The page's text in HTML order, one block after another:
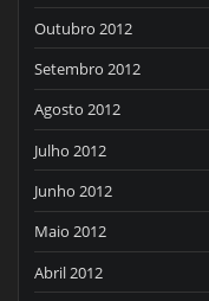
Outubro 2012
Setembro 2012
Agosto 2012
Julho 2012
Junho 2012
Maio 2012
Abril 2012